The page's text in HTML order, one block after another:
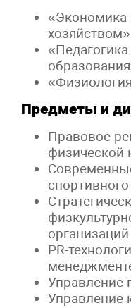
«Экономика
хозяйством»
Предметы и
Правовое
физической
организаций
PR-
Управление
Управление